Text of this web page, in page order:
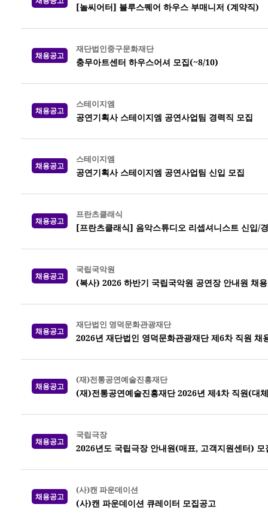
[놀씨어터] 블루스퀘어 하우스 부매니저 (계약직)
채용공고
재단법인중구문화재단
충무아트센터 하우스어셔 모집(~8/10)
채용공고
스테이지엠
공연기획사 스테이지엠 공연사업팀 경력직 모집
채용공고
스테이지엠
공연기획사 스테이지엠 공연사업팀 신입 모집
채용공고
프란츠클래식
[프란츠클래식] 음악스튜디오 리셉셔니스트 신입/
채용공고
국립국악원
(복사) 2026 하반기 국립국악원 공연장 안내원 채
채용공고
재단법인 영덕문화관광재단
2026년 재단법인 영덕문화관광재단 제6차 직원 채
채용공고
(재)전통공연예술진흥재단
(재)전통공연예술진흥재단 2026년 제4차 직원(대
채용공고
국립극장
2026년도 국립극장 안내원(매표, 고객지원센터) 모
채용공고
(사)캔 파운데이션
(사)캔 파운데이션 큐레이터 모집공고